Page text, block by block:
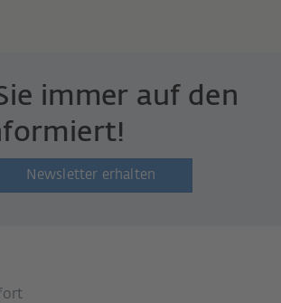
immer auf den
Newsletter erhalten